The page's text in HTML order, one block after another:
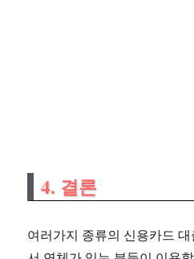
4. 결론
여러가지 종류의 신용카드